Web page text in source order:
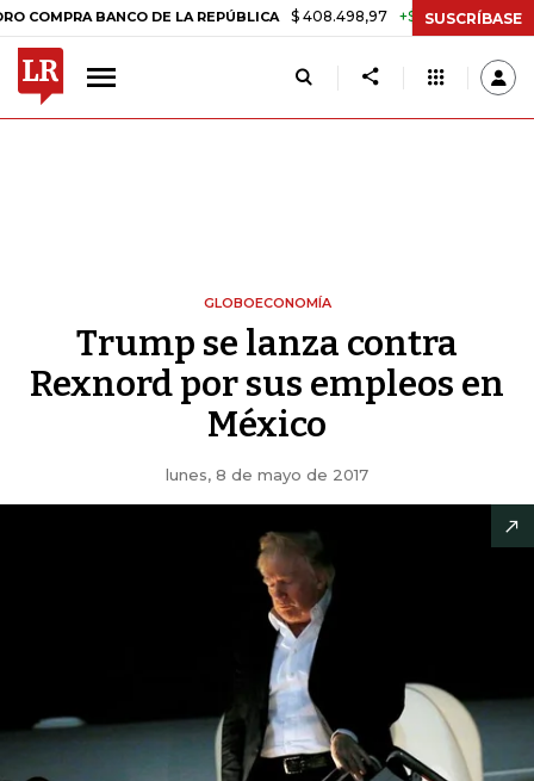
BANCO DE LA REPÚBLICA $ 408.498,97 +$ 8.753,81 +2,19%
SUSCRÍBASE
GLOBOECONOMÍA
Trump se lanza contra
Rexnord por sus empleos en
México
lunes, 8 de mayo de 2017